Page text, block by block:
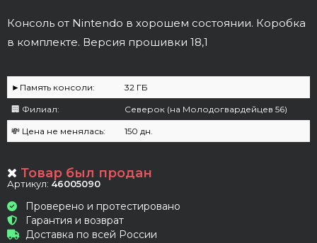
Консоль от Nintendo в хорошем состоянии. Коробка
в комплекте. Версия прошивки 18,1
►Память консоли: 32 ГБ
🏢 Филиал: Северок (на Молодогвардейцев 56)
💸 Цена не менялась: 150 дн.
Товар был продан
Артикул: 46005090
Проверено и протестировано
Гарантия и возврат
Доставка по всей России